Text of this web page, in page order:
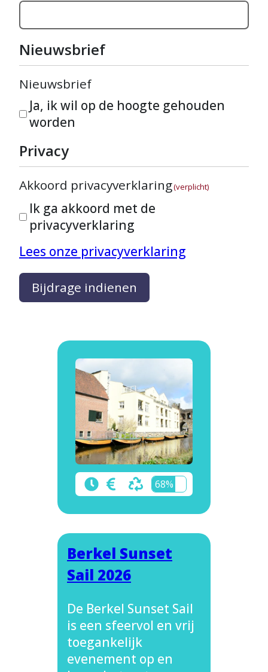
Nieuwsbrief
Nieuwsbrief
Ja, ik wil op de hoogte gehouden
worden
Privacy
Akkoord privacyverklaring(verplicht)
Ik ga akkoord met de
privacyverklaring
Lees onze privacyverklaring
Bijdrage indienen
68%
Berkel Sunset
Sail 2026
De Berkel Sunset Sail
is een sfeervol en vrij
toegankelijk
evenement op en